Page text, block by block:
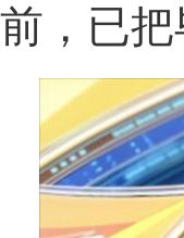
前，已